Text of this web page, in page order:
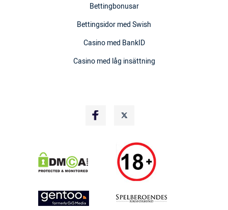
Bettingbonusar
Bettingsidor med Swish
Casino med BankID
Casino med låg insättning